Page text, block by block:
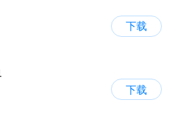
下载
下载